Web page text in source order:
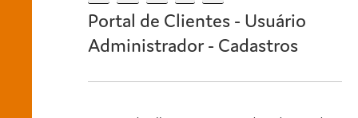
Portal de Clientes - Usuário
Administrador - Cadastros